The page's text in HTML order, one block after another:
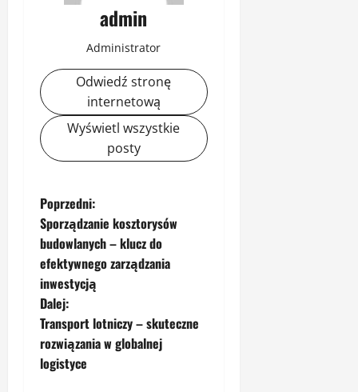
admin
Administrator
Odwiedź stronę
internetową
Wyświetl wszystkie
posty
Z
o
b
a
c
z
Poprzedni:
Sporządzanie kosztorysów
budowlanych – klucz do
efektywnego zarządzania
inwestycją
Dalej:
Transport lotniczy – skuteczne
rozwiązania w globalnej
logistyce